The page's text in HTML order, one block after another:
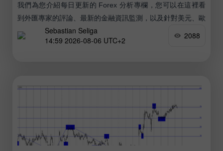
我們為您介紹每日更新的 Forex 分析專欄，您可以在這裡看
到外匯專家的評論、最新的金融資訊監測，以及針對美元、歐
元、盧布、比特幣和其他貨幣的即時匯率預測，涵蓋今天、明
天以及本交易週。 實用連結： 我的其他文章都在本區可以查
Sebastian Seliga
14:59 2026-08-06 UTC+2
2088